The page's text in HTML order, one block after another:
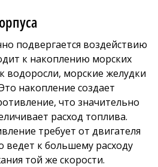
подвергается воздействию
к накоплению морских
водоросли, морские желудки
накопление создает
что значительно
расход топлива.
требует от двигателя
ведет к большему расходу
той же скорости.